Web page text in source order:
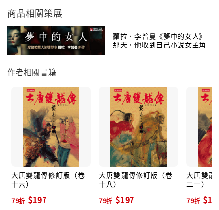
動，指點歷史。司馬家的東晉搖搖欲墜，平民出身的劉
威，在亂世中掙得一席之地！？
移前行。狂歌烈酒之後，應時而生的英雄美人、豪傑異
俠，終將作出各自的抉擇。成王成仙成魔，白髪漁樵江
渚。揉合了歷史、武俠、玄學，以及對生命意義的思
索，《邊荒傳說》將武俠小說擴展至新的極限。
商品相關策展
蘿拉．李普曼《夢中的女人》
那天，他收到自己小說女主角
作者相關書籍
大唐雙龍傳修訂版（卷
十六）
79折 $197
大唐雙龍傳修訂版（卷
十八）
79折 $197
大唐雙龍
二十）
79折